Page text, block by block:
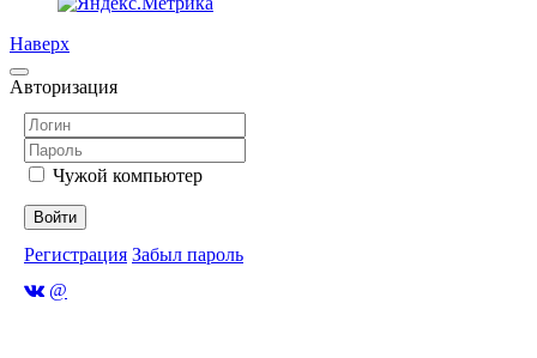
Наверх
Авторизация
Чужой компьютер
Войти
Регистрация Забыл пароль
@